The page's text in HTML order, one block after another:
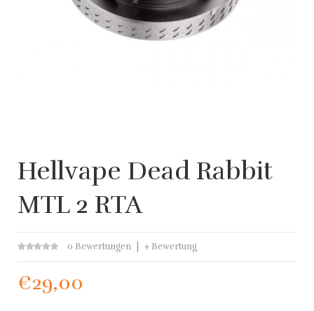
Hellvape Dead Rabbit
MTL 2 RTA
0 Bewertungen + Bewertung
€29,00